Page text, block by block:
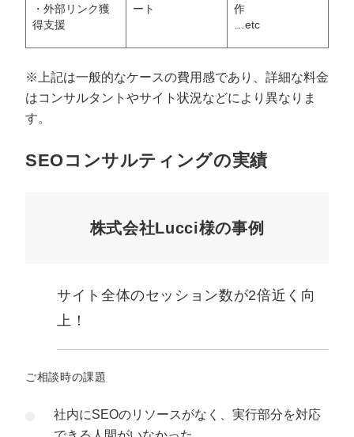
・外部リンク獲
得支援
ート
作
…etc
※上記は一般的なケースの費用感であり、詳細な料金
はコンサルタントやサイト状況などにより異なりま
す。
SEOコンサルティングの実績
株式会社Lucci様の事例
サイト全体のセッション数が2倍近く向
上！
ご相談時の課題
社内にSEOのリソースがなく、実行部分を対応